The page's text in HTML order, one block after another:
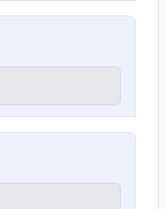
」、運営方針
と、家庭
りの子ど
自律的な
ます。園は
保育～考え
標を「生
友だちと
「自分で考
で把握し園
ています
のやり取り
育て支援
て把握し
、職員の基